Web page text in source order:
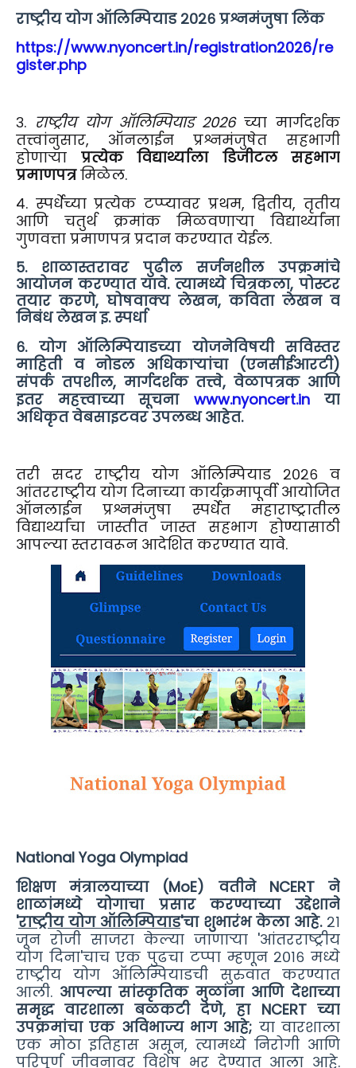
राष्ट्रीय योग ऑलिम्पियाड २०२६ प्रश्नमंजुषा लिंक
https://www.nyoncert.in/registration2026/re
gister.php
३. राष्ट्रीय योग ऑलिम्पियाड २०२६च्या मार्गदर्शक
तत्त्वांनुसार, ऑनलाईन प्रश्नमंजुषेत सहभागी
होणाऱ्या प्रत्येक विद्यार्थ्याला डिजीटल सहभाग
प्रमाणपत्रमिळेल.
४. स्पर्धेच्या प्रत्येक टप्प्यावर प्रथम, द्वितीय, तृतीय
आणि चतुर्थ क्रमांक मिळवणाऱ्या विद्यार्थ्यांना
गुणवत्ता प्रमाणपत्र प्रदान करण्यात येईल.
५. शाळास्तरावर पुढील सर्जनशील उपक्रमांचे
आयोजन करण्यात यावे. त्यामध्ये चित्रकला, पोस्टर
तयार करणे, घोषवाक्य लेखन, कविता लेखन व
निबंध लेखन इ. स्पर्धा
६. योग ऑलिम्पियाडच्या योजनेविषयी सविस्तर
माहिती व नोडल अधिकाऱ्यांचा (एनसीईआरटी)
संपर्क तपशील, मार्गदर्शक तत्त्वे, वेळापत्रक आणि
इतर महत्त्वाच्या सूचना www.nyoncert.inया
अधिकृत वेबसाइटवर उपलब्ध आहेत.
तरी सदर राष्ट्रीय योग ऑलिम्पियाड २०२६ व
आंतरराष्ट्रीय योग दिनाच्या कार्यक्रमापूर्वी आयोजित
ऑनलाईन प्रश्नमंजुषा स्पर्धेत महाराष्ट्रातील
विद्यार्थ्यांचा जास्तीत जास्त सहभाग होण्यासाठी
आपल्या स्तरावरून आदेशित करण्यात यावे.
National Yoga Olympiad
शिक्षण मंत्रालयाच्या (MoE) वतीने NCERT ने
शाळांमध्ये योगाचा प्रसार करण्याच्या उद्देशाने
'राष्ट्रीय योग ऑलिम्पियाड'चा शुभारंभ केला आहे.२१
जून रोजी साजरा केल्या जाणाऱ्या 'आंतरराष्ट्रीय
योग दिना'चाच एक पुढचा टप्पा म्हणून २०१६ मध्ये
राष्ट्रीय योग ऑलिम्पियाडची सुरुवात करण्यात
आली. आपल्या सांस्कृतिक मुळांना आणि देशाच्या
समृद्ध वारशाला बळकटी देणे, हा NCERT च्या
उपक्रमांचा एक अविभाज्य भाग आहे; या वारशाला
एक मोठा इतिहास असून, त्यामध्ये निरोगी आणि
परिपूर्ण जीवनावर विशेष भर देण्यात आला आहे.